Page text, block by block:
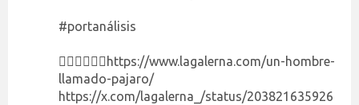
#portanálisis
👉🏻👉🏻👉🏻 https://www.lagalerna.com/un-hombre-
llamado-pajaro/
https://x.com/lagalerna_/status/203821635926